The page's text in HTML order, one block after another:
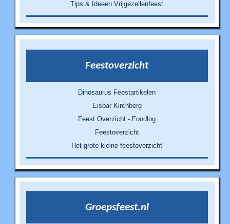
Tips & Ideeën Vrijgezellenfeest
Feestoverzicht
Dinosaurus Feestartikelen
Eisbar Kirchberg
Feest Overzicht - Foodlog
Feestoverzicht
Het grote kleine feestoverzicht
Groepsfeest.nl